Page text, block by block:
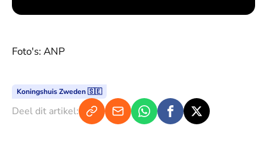
Foto's: ANP
Koningshuis Zweden 🇸🇪
Deel dit artikel: